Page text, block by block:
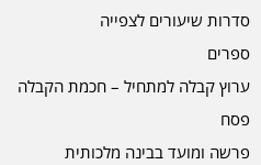
סדרות שיעורים לצפייה
ספרים
ערוץ קבלה למתחיל – חכמת הקבלה
פסח
פרשה ומועד בבינה מלכותית